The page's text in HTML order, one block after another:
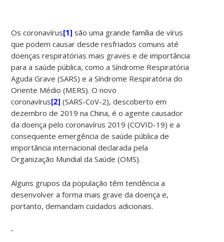
Os coronavírus[1] são uma grande família de vírus
que podem causar desde resfriados comuns até
doenças respiratórias mais graves e de importância
para a saúde pública, como a Síndrome Respiratória
Aguda Grave (SARS) e a Síndrome Respiratória do
Oriente Médio (MERS). O novo
coronavírus[2] (SARS-CoV-2), descoberto em
dezembro de 2019 na China, é o agente causador
da doença pelo coronavírus 2019 (COVID-19) e a
consequente emergência de saúde pública de
importância internacional declarada pela
Organização Mundial da Saúde (OMS).
Alguns grupos da população têm tendência a
desenvolver a forma mais grave da doença e,
portanto, demandam cuidados adicionais.